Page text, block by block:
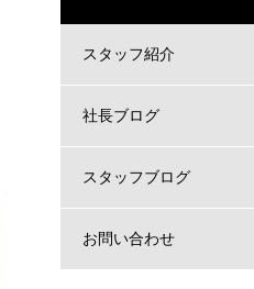
スタッフ紹介
社長ブログ
スタッフブログ
お問い合わせ